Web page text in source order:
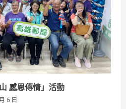
感恩傳情」活動
6 日